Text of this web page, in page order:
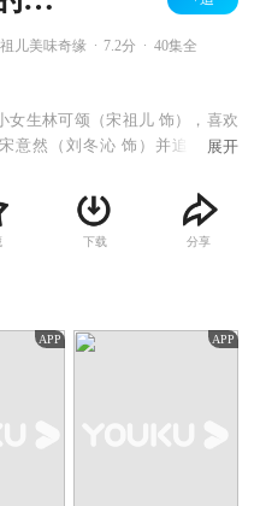
儿美味奇缘 7.2分 40集全
女生林可颂（宋祖儿 饰），喜欢
意然（刘冬沁 饰）并追到了美
帆收了林可颂为徒并传授她厨
参加三个月以后的厨艺大赛。林
才味觉，但是对厨艺是一窍不
中宋意然也渐渐的对林可颂产生
展开
下载 分享
APP APP